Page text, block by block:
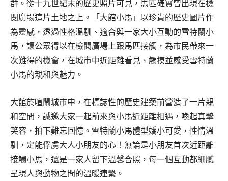
群。從十九世紀末的歷史照片可見，馬匹確實曾出現在檢
閱廣場這片土地之上。「大館小馬」以珍貴的歷史圖片作
為靈感，透過性格溫馴、適合與一家大小互動的雪特蘭小
馬，讓公眾得以在檢閱廣場上跟馬匹接觸，為市民帶來一
次難得的機會，在城市中近距離看見、觸摸並感受雪特蘭
小馬的親和與魅力。
大館於喧鬧城市中，在標誌性的歷史建築前營造了一片親
和空間，誠邀大家一起前來與小馬近距離相遇，喚起真摯
笑容，拍下難忘回憶。雪特蘭小馬體型嬌小可愛，性情溫
馴，定能俘虜大人小朋友的心！無論是小朋友首次近距離
接觸小馬，還是一家人留下溫馨合照，每一個互動都細膩
呈現人與動物之間的溫暖連繫。